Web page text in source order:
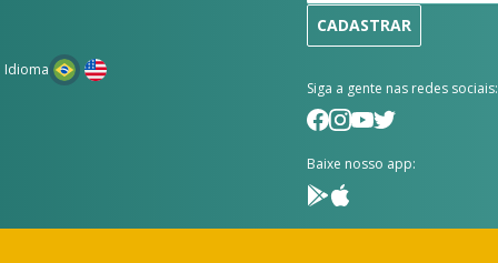
Idioma
CADASTRAR
Siga a gente nas redes sociais:
Baixe nosso app: